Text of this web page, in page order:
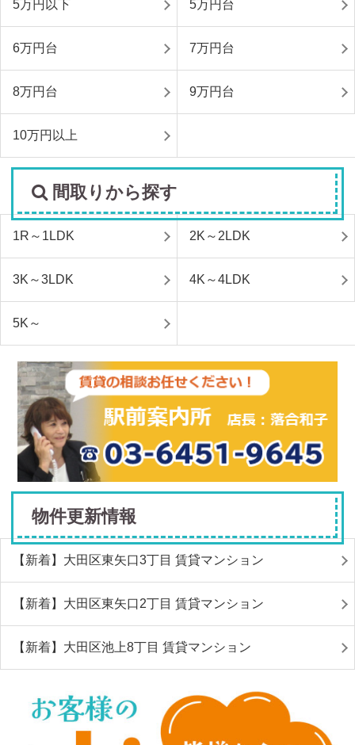
5万円以下 5万円台
6万円台 7万円台
8万円台 9万円台
10万円以上
間取りから探す
1R～1LDK 2K～2LDK
3K～3LDK 4K～4LDK
5K～
物件更新情報
【新着】大田区東矢口3丁目 賃貸マンション
【新着】大田区東矢口2丁目 賃貸マンション
【新着】大田区池上8丁目 賃貸マンション